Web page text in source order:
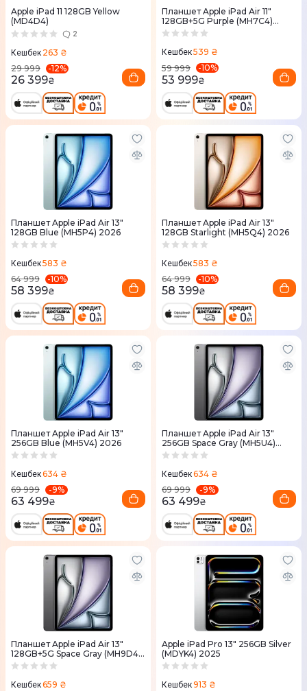
Apple iPad 11 128GB Yellow
(MD4D4)
2
Кешбек 263 ₴
29 999
-12%
26 399₴
Планшет Apple iPad Air 11"
128GB+5G Purple (MH7C4)
2026
Кешбек539 ₴
59 999
-10%
53 999₴
Планшет Apple iPad Air 13"
128GB Blue (MH5P4) 2026
Кешбек583 ₴
64 999
-10%
58 399₴
Планшет Apple iPad Air 13"
128GB Starlight (MH5Q4) 2026
Кешбек583 ₴
64 999
-10%
58 399₴
Планшет Apple iPad Air 13"
256GB Blue (MH5V4) 2026
Кешбек634 ₴
69 999
-9%
63 499₴
Планшет Apple iPad Air 13"
256GB Space Gray (MH5U4)
2026
Кешбек634 ₴
69 999
-9%
63 499₴
Планшет Apple iPad Air 13"
128GB+5G Space Gray (MH9D4)
2026
Кешбек659 ₴
Apple iPad Pro 13" 256GB Silver
(MDYK4) 2025
Кешбек913 ₴